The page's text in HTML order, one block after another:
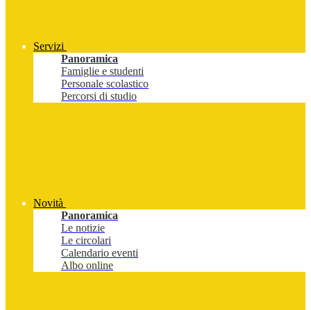
Servizi
Panoramica
Famiglie e studenti
Personale scolastico
Percorsi di studio
Novità
Panoramica
Le notizie
Le circolari
Calendario eventi
Albo online